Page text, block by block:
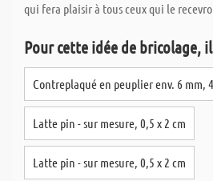
qui fera plaisir à tous ceux qui le
Pour cette idée de bricolage,
Contreplaqué en peuplier env. 6 mm,
Latte pin - sur mesure, 0,5 x 2 cm
Latte pin - sur mesure, 0,5 x 2 cm